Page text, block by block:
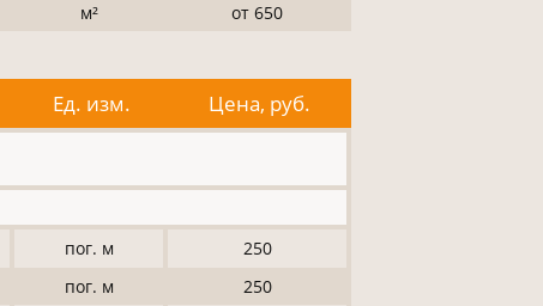
м² от 650
Ед. изм. Цена, руб.
пог. м
250
пог. м
250